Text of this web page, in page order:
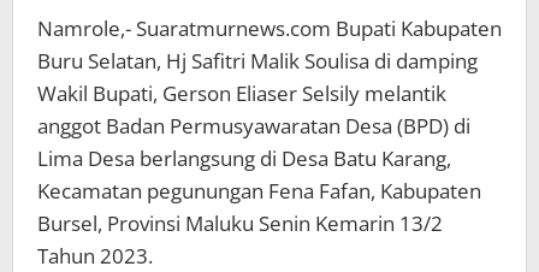
Namrole,- Suaratmurnews.com Bupati Kabupaten
Buru Selatan, Hj Safitri Malik Soulisa di damping
Wakil Bupati, Gerson Eliaser Selsily melantik
anggot Badan Permusyawaratan Desa (BPD) di
Lima Desa berlangsung di Desa Batu Karang,
Kecamatan pegunungan Fena Fafan, Kabupaten
Bursel, Provinsi Maluku Senin Kemarin 13/2
Tahun 2023.